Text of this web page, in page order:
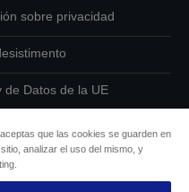
sobre privacidad
de Datos de la UE
cookies
que las cookies se guarden en
analizar el uso del mismo, y